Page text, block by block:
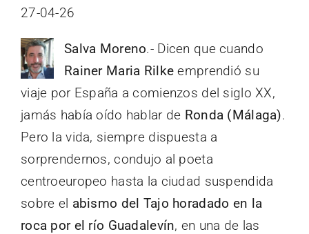
27-04-26
Salva Moreno.- Dicen que cuando
Rainer Maria Rilke emprendió su
viaje por España a comienzos del siglo XX,
jamás había oído hablar de Ronda (Málaga).
Pero la vida, siempre dispuesta a
sorprendernos, condujo al poeta
centroeuropeo hasta la ciudad suspendida
sobre el abismo del Tajo horadado en la
roca por el río Guadalevín, en una de las